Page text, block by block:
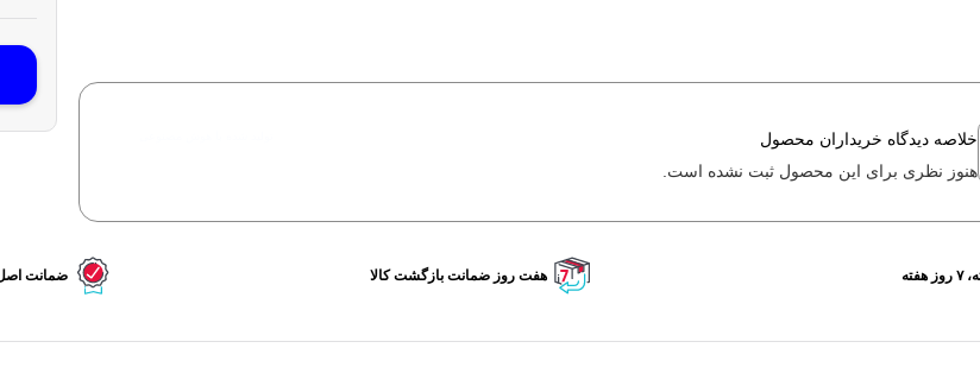
خلاصه دیدگاه خریداران محصول
هنوز نظری برای این محصول ثبت نشده است.
هفت روز ضمانت بازگشت کالا ضمانت اصل